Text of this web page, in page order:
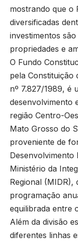
mostrando que o
diversificadas
investimentos
propriedades e
O Fundo
pela Constituição
nº 7.827/1989, é
desenvolvimento
região Centro-
Mato Grosso do
proveniente de
Desenvolvimento
Ministério da
Regional
programação
equilibrada entre
Além da divisão
diferentes linhas